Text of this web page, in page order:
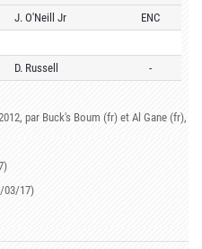
J. O'Neill Jr ENC
D. Russell -
par Buck's Boum (fr) et Al Gane (fr),
03/17)